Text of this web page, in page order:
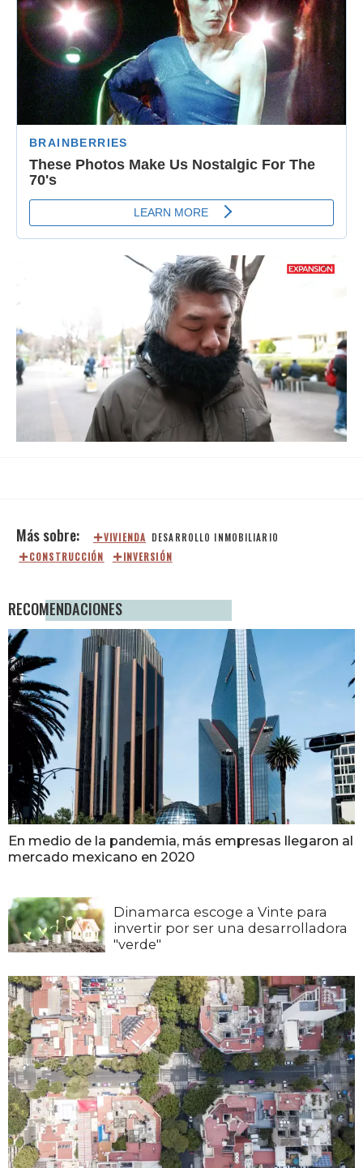
Loaded:
41.24%
VIVIENDA DESARROLLO INMOBILIARIO
CONSTRUCCIÓN
INVERSIÓN
RECOMENDACIONES
En medio de la pandemia, más empresas llegaron al
mercado mexicano en 2020
Dinamarca escoge a Vinte para
invertir por ser una desarrolladora
"verde"